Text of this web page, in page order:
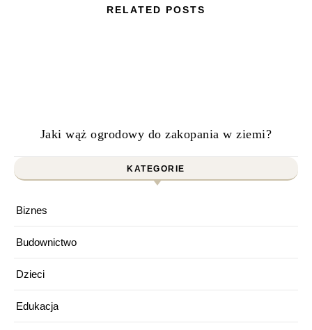
RELATED POSTS
Jaki wąż ogrodowy do zakopania w ziemi?
KATEGORIE
Biznes
Budownictwo
Dzieci
Edukacja